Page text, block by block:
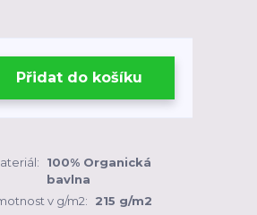
Přidat do košíku
100% Organická
bavlna
v g/m2:
215 g/m2